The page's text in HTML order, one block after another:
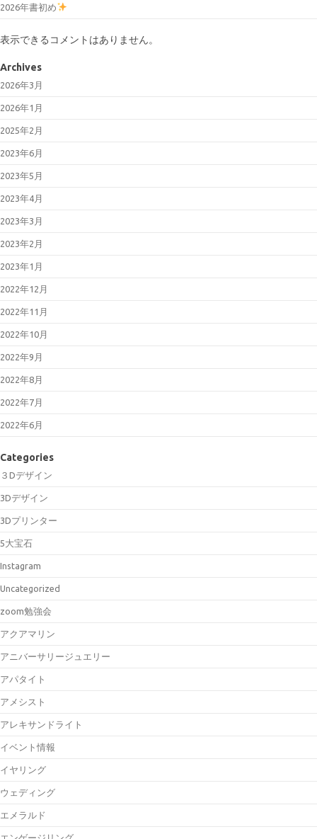
2026年書初め
表示できるコメントはありません。
Archives
2026年3月
2026年1月
2025年2月
2023年6月
2023年5月
2023年4月
2023年3月
2023年2月
2023年1月
2022年12月
2022年11月
2022年10月
2022年9月
2022年8月
2022年7月
2022年6月
Categories
３Dデザイン
3Dデザイン
3Dプリンター
5大宝石
Instagram
Uncategorized
zoom勉強会
アクアマリン
アニバーサリージュエリー
アパタイト
アメシスト
アレキサンドライト
イベント情報
イヤリング
ウェディング
エメラルド